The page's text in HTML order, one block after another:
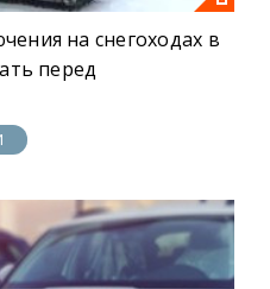
на снегоходах в
перед